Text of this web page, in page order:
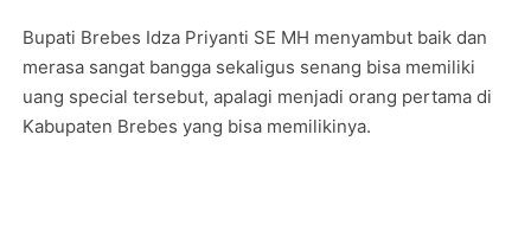
Bupati Brebes Idza Priyanti SE MH menyambut baik dan
merasa sangat bangga sekaligus senang bisa memiliki
uang special tersebut, apalagi menjadi orang pertama di
Kabupaten Brebes yang bisa memilikinya.